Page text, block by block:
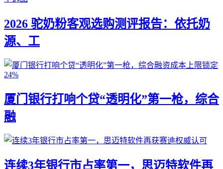
2026 驼奶粉客观选购测评报告：依托奶
源、工
厦门银行打响个贷“透明化”第一枪，综合
融
连续3年银行市占率第一，思迈特软件再